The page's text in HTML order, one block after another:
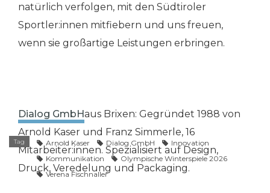
natürlich verfolgen, mit den Südtiroler
Sportler:innen mitfiebern und uns freuen,
wenn sie großartige Leistungen erbringen.
Dialog GmbHaus Brixen: Gegründet 1988 von
Arnold Kaser und Franz Simmerle, 16
Mitarbeiter:innen. Spezialisiert auf Design,
Druck, Veredelung und Packaging.
Tag Arnold Kaser Dialog GmbH
Innovation
Kommunikation
Olympische Winterspiele 2026
Verena Fischnaller